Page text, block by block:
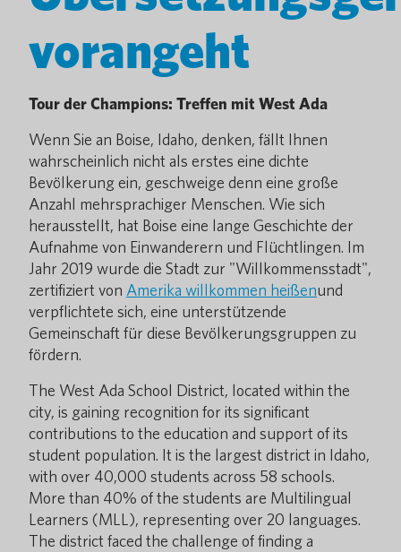
vorangeht
Tour der Champions: Treffen mit West Ada
Wenn Sie an Boise, Idaho, denken, fällt Ihnen
wahrscheinlich nicht als erstes eine dichte
Bevölkerung ein, geschweige denn eine große
Anzahl mehrsprachiger Menschen. Wie sich
herausstellt, hat Boise eine lange Geschichte der
Aufnahme von Einwanderern und Flüchtlingen. Im
Jahr 2019 wurde die Stadt zur "Willkommensstadt",
zertifiziert von Amerika willkommen heißenund
verpflichtete sich, eine unterstützende
Gemeinschaft für diese Bevölkerungsgruppen zu
fördern.
The West Ada School District, located within the
city, is gaining recognition for its significant
contributions to the education and support of its
student population. It is the largest district in Idaho,
with over 40,000 students across 58 schools.
More than 40% of the students are Multilingual
Learners (MLL), representing over 20 languages.
The district faced the challenge of finding a